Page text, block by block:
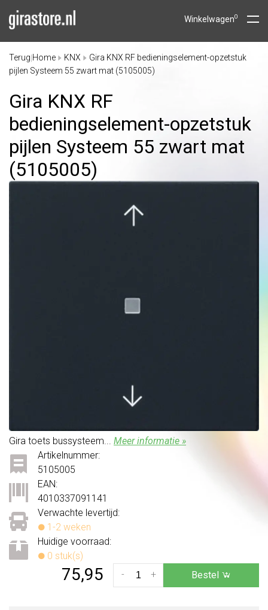
Winkelwagen0
Terug Home KNX
Gira KNX RF bedieningselement-opzetstuk
pijlen Systeem 55 zwart mat (5105005)
Gira KNX RF
bedieningselement-opzetstuk
pijlen Systeem 55 zwart mat
(5105005)
Gira toets bussysteem... Meer informatie »
Verwachte levertijd:
1-2 weken
Huidige voorraad:
0 stuk(s)
Artikelnummer:
5105005
EAN:
4010337091141
75,95 +
- Bestel